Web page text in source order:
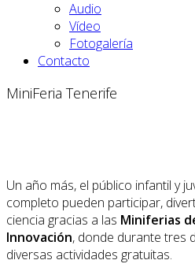
Audio
Vídeo
Fotogalería
Contacto
MiniFeria Tenerife
Un año más, el público infantil y
completo pueden participar,
ciencia gracias a las Miniferias
Innovación, donde durante tres
diversas actividades gratuitas.